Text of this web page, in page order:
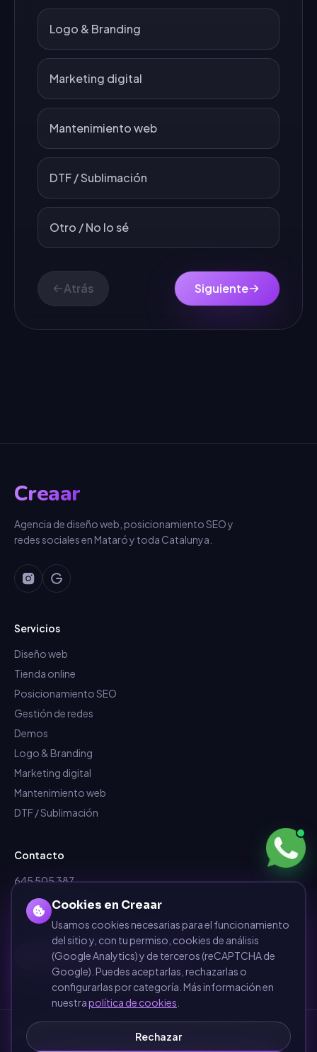
Logo & Branding
Marketing digital
Mantenimiento web
DTF / Sublimación
Otro / No lo sé
Atrás Siguiente
Creaar
Agencia de diseño web, posicionamiento SEO y
redes sociales en Mataró y toda Catalunya.
Servicios
Diseño web
Tienda online
Posicionamiento SEO
Gestión de redes
Demos
Logo & Branding
Marketing digital
Mantenimiento web
DTF / Sublimación
Contacto
645 505 387
info@dependalium.com
Mataró(Barcelona)
Déjanos tu reseña en Google
Zonas de cobertura Barcelona·Terrassa·Sabadell
Sant Cugat del Vallès
Manresa·Granollers
Cookies en Creaar
Usamos cookies necesarias para el funcionamiento
del sitio y, con tu permiso, cookies de análisis
(Google Analytics) y de terceros (reCAPTCHA de
Google). Puedes aceptarlas, rechazarlas o
configurarlas por categoría. Más información en
nuestrapolítica de cookies
Rechazar